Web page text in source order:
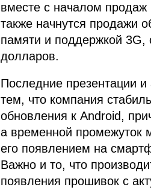
вместе с началом
также начнутся продажи
памяти и поддержкой 3G,
долларов.
Последние презентации
тем, что компания
обновления к Android,
а временной промежуток
его появлением на
Важно и то, что
появления прошивок с